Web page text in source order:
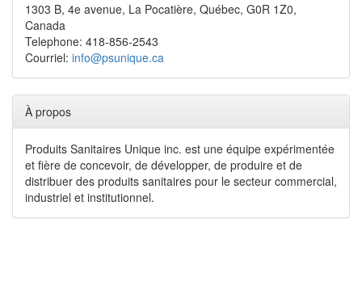
1303 B, 4e avenue, La Pocatière, Québec, G0R 1Z0,
Canada
Telephone: 418-856-2543
Courriel: info@psunique.ca
À propos
Produits Sanitaires Unique inc. est une équipe expérimentée
et fière de concevoir, de développer, de produire et de
distribuer des produits sanitaires pour le secteur commercial,
industriel et institutionnel.